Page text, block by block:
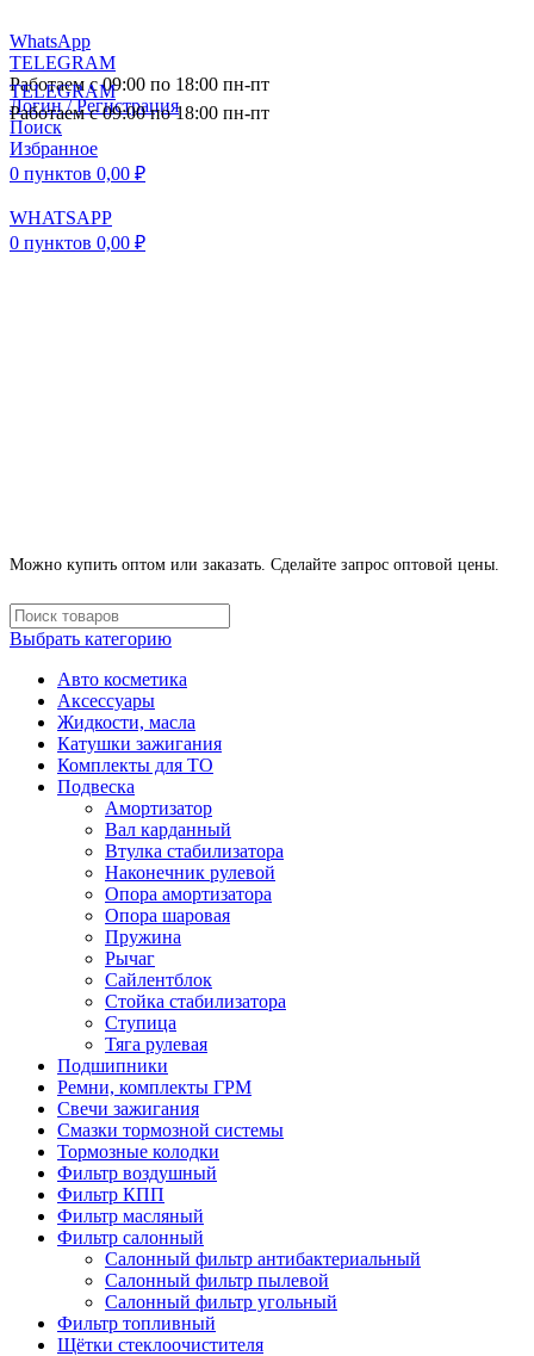
WhatsApp
TELEGRAM
Работаем с 09:00 по 18:00 пн-пт
Логин / Регистрация
Поиск
Избранное
0 пунктов 0,00 ₽
WHATSAPP
0 пунктов 0,00 ₽
TELEGRAM
Работаем с 09:00 по 18:00 пн-пт
Можно купить оптом или заказать. Сделайте запрос оптовой цены.
Выбрать категорию
Авто косметика
Аксессуары
Жидкости, масла
Катушки зажигания
Комплекты для ТО
Подвеска
Амортизатор
Вал карданный
Втулка стабилизатора
Наконечник рулевой
Опора амортизатора
Опора шаровая
Пружина
Рычаг
Сайлентблок
Стойка стабилизатора
Ступица
Тяга рулевая
Подшипники
Ремни, комплекты ГРМ
Свечи зажигания
Смазки тормозной системы
Тормозные колодки
Фильтр воздушный
Фильтр КПП
Фильтр масляный
Фильтр салонный
Салонный фильтр антибактериальный
Салонный фильтр пылевой
Салонный фильтр угольный
Фильтр топливный
Щётки стеклоочистителя